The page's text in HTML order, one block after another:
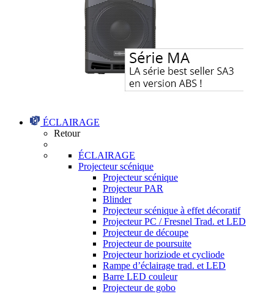
ÉCLAIRAGE
Retour
ÉCLAIRAGE
Projecteur scénique
Projecteur scénique
Projecteur PAR
Blinder
Projecteur scénique à effet décoratif
Projecteur PC / Fresnel Trad. et LED
Projecteur de découpe
Projecteur de poursuite
Projecteur horiziode et cycliode
Rampe d’éclairage trad. et LED
Barre LED couleur
Projecteur de gobo